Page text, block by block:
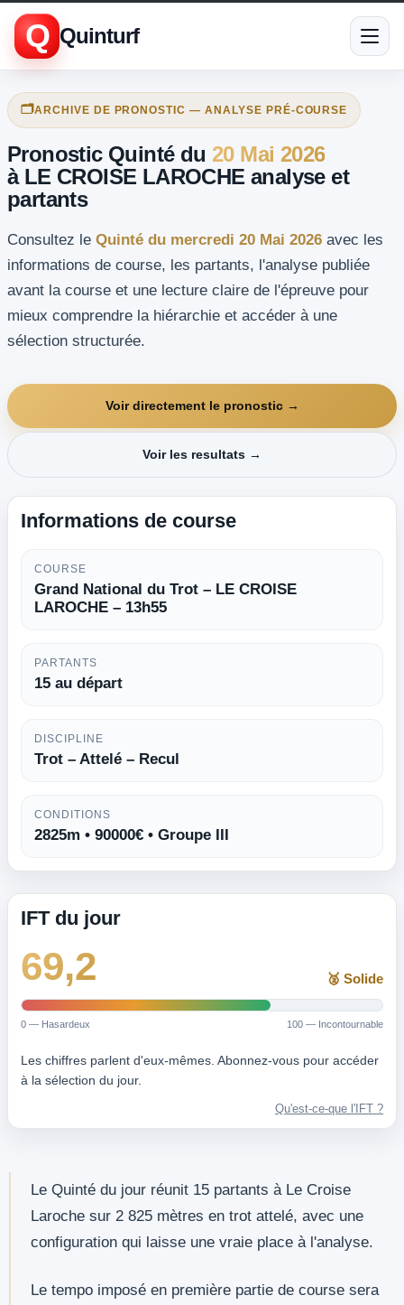
Q Quinturf
🗂️ARCHIVE DE PRONOSTIC — ANALYSE PRÉ-COURSE
Pronostic Quinté du 20 Mai 2026
à LE CROISE LAROCHE analyse et
partants
Consultez le Quinté du mercredi 20 Mai 2026 avec les
informations de course, les partants, l'analyse publiée
avant la course et une lecture claire de l'épreuve pour
mieux comprendre la hiérarchie et accéder à une
sélection structurée.
Voir directement le pronostic →
Voir les resultats →
Informations de course
COURSE
Grand National du Trot – LE CROISE
LAROCHE – 13h55
PARTANTS
15 au départ
DISCIPLINE
Trot – Attelé – Recul
CONDITIONS
2825m • 90000€ • Groupe III
IFT du jour
69,2 🥈 Solide
0 — Hasardeux 100 — Incontournable
Les chiffres parlent d'eux-mêmes. Abonnez-vous pour accéder
à la sélection du jour.
Qu'est-ce-que l'IFT ?
Le Quinté du jour réunit 15 partants à Le Croise
Laroche sur 2 825 mètres en trot attelé, avec une
configuration qui laisse une vraie place à l'analyse.
Le tempo imposé en première partie de course sera